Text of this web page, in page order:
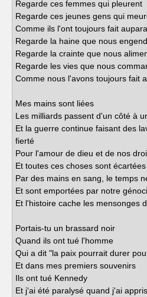
Regarde ces femmes qui pleurent
Regarde ces jeunes gens qui
Comme ils l'ont toujours fait
Regarde la haine que nous
Regarde la crainte que nous
Regarde les vies que nous
Comme nous l'avons toujours fait
Mes mains sont liées
Les milliards passent d'un côté à
Et la guerre continue faisant des
fierté
Pour l'amour de dieu et de nos
Et toutes ces choses sont écartées
Par des mains en sang, le temps
Et sont emportées par notre
Et l'histoire cache les mensonges
Portais-tu un brassard noir
Quand ils ont tué l'homme
Qui a dit "la paix pourrait durer
Et dans mes premiers souvenirs
Ils ont tué Kennedy
Et j'ai été paralysé quand j'ai